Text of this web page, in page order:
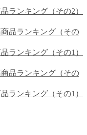
ランキング（その2）
ランキング（その1）
ランキング（その1）